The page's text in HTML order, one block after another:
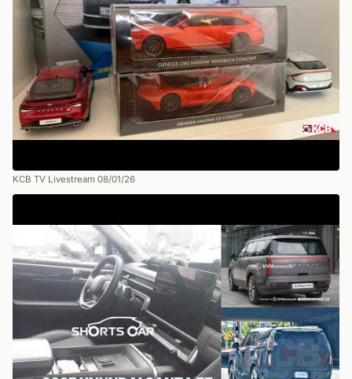
KCB TV Livestream 08/01/26